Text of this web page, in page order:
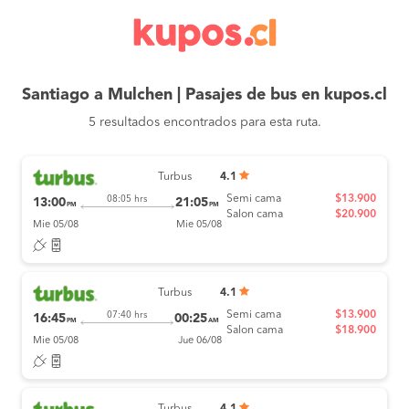
Santiago a Mulchen | Pasajes de bus en kupos.cl
5 resultados encontrados para esta ruta.
Turbus 4.1
13:00 PM
08:05 hrs 21:05 PM
Mie 05/08 Mie 05/08
Semi cama
Salon cama
$13.900
$20.900
Turbus 4.1
16:45 PM
07:40 hrs 00:25AM
Mie 05/08 Jue 06/08
Semi cama
Salon cama
$13.900
$18.900